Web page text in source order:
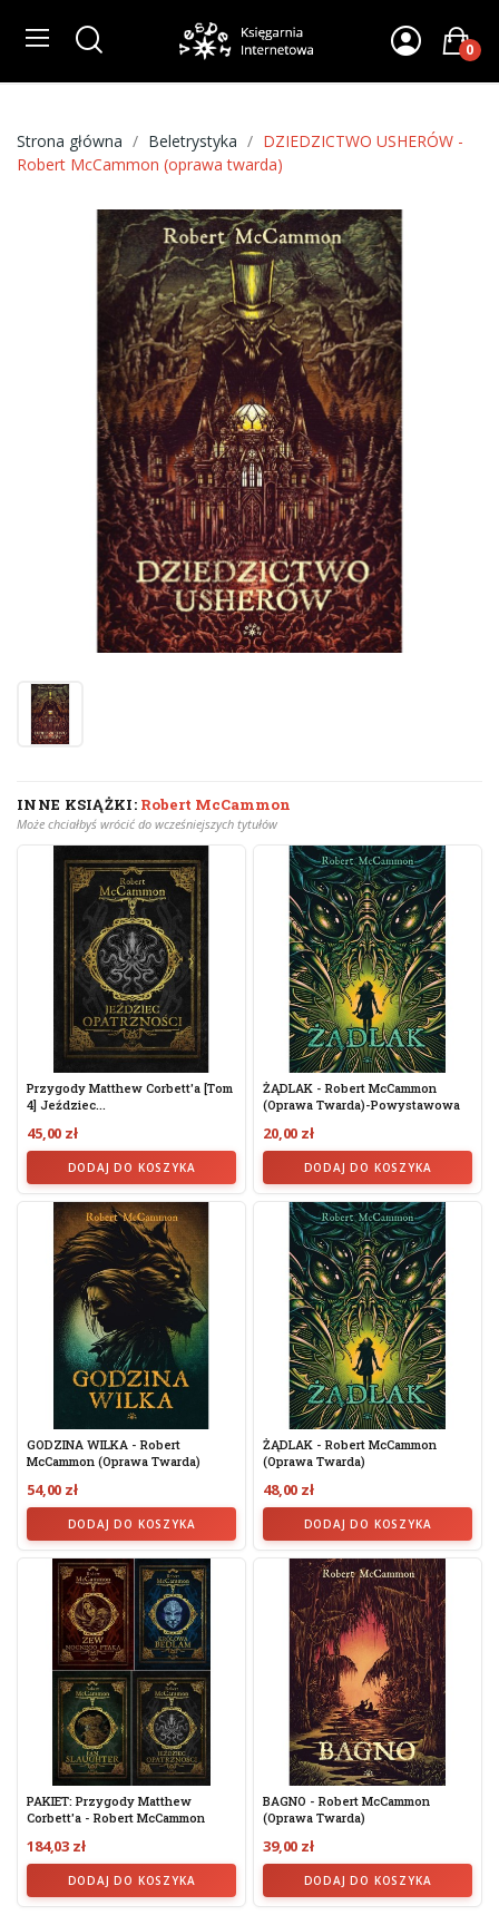
0
Strona główna Beletrystyka
DZIEDZICTWO USHERÓW -
Robert McCammon (oprawa twarda)
INNE KSIĄŻKI: Robert McCammon
Może chciałbyś wrócić do wcześniejszych tytułów
Przygody Matthew Corbett'a [tom
4] Jeździec...
45,00 zł
DODAJ DO KOSZYKA
ŻĄDLAK - Robert McCammon
(oprawa Twarda)-Powystawowa
20,00 zł
DODAJ DO KOSZYKA
GODZINA WILKA - Robert
McCammon (oprawa Twarda)
54,00 zł
DODAJ DO KOSZYKA
ŻĄDLAK - Robert McCammon
(oprawa Twarda)
48,00 zł
DODAJ DO KOSZYKA
PAKIET: Przygody Matthew
Corbett'a - Robert McCammon
184,03 zł
DODAJ DO KOSZYKA
BAGNO - Robert McCammon
(oprawa Twarda)
39,00 zł
DODAJ DO KOSZYKA